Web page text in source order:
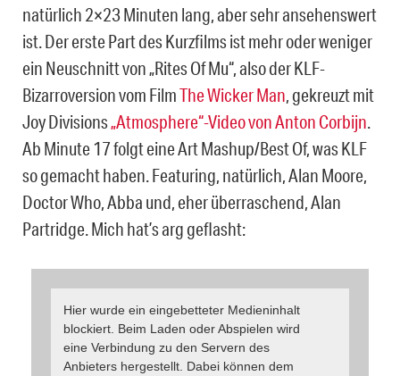
natürlich 2×23 Minuten lang, aber sehr ansehenswert
ist. Der erste Part des Kurzfilms ist mehr oder weniger
ein Neuschnitt von „Rites Of Mu“, also der KLF-
Bizarroversion vom FilmThe Wicker Man, gekreuzt mit
Joy Divisions„Atmosphere“-Video von Anton Corbijn.
Ab Minute 17 folgt eine Art Mashup/Best Of, was KLF
so gemacht haben. Featuring, natürlich, Alan Moore,
Doctor Who, Abba und, eher überraschend, Alan
Partridge. Mich hat’s arg geflasht:
Hier wurde ein eingebetteter Medieninhalt
blockiert. Beim Laden oder Abspielen wird
eine Verbindung zu den Servern des
Anbieters hergestellt. Dabei können dem